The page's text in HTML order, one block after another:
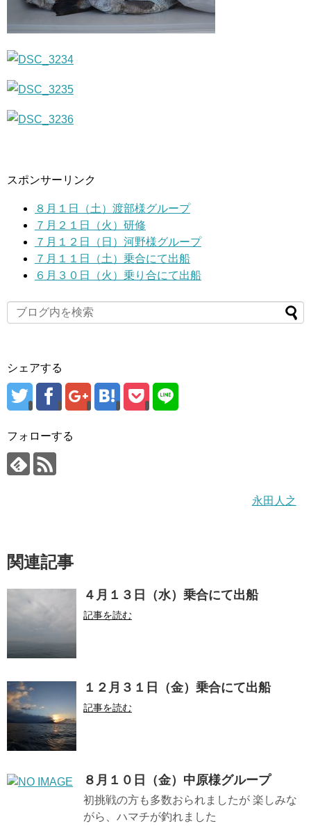
スポンサーリンク
８月１日（土）渡部様グループ
７月２１日（火）研修
７月１２日（日）河野様グループ
７月１１日（土）乗合にて出船
６月３０日（火）乗り合にて出船
シェアする
フォローする
永田人之
関連記事
４月１３日（水）乗合にて出船
記事を読む
１２月３１日（金）乗合にて出船
記事を読む
８月１０日（金）中原様グループ
初挑戦の方も多数おられましたが 楽しみな
がら、ハマチが釣れました